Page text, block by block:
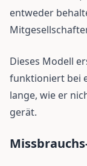
entweder
Dieses Modell
funktioniert bei
lange, wie er
gerät.